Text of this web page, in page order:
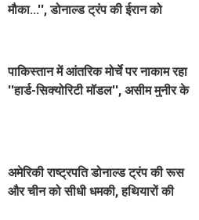
मौका...'', डोनाल्ड ट्रंप की ईरान को
पाकिस्तान में आंतरिक मोर्चे पर नाकाम रहा
''हार्ड-सिक्योरिटी मॉडल'', असीम मुनीर के
अमेरिकी राष्ट्रपति डोनाल्ड ट्रंप की रूस
और चीन को सीधी धमकी, हथियारों की